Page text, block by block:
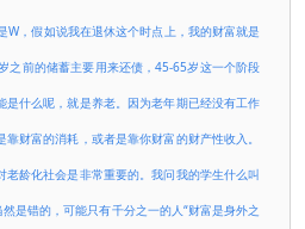
W，假如说我在退休这个时点上，我的财富就是
之前的储蓄主要用来还债，45-65岁这一个阶段
什么呢，就是养老。因为老年期已经没有工作
财富的消耗，或者是靠你财富的财产性收入。
龄化社会是非常重要的。我问我的学生什么叫
是错的，可能只有千分之一的人“财富是身外之